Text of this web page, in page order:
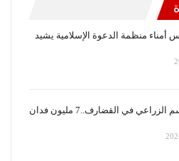
منظمة الدعوة الإسلامية يشيد
نجاح الموسم الزراعي في القضارف..7 مليون فدان